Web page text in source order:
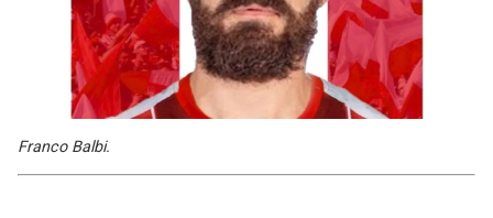
Franco Balbi.